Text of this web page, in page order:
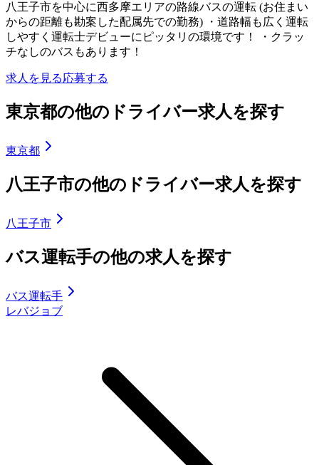
八王子市を中心に西多摩エリアの路線バスの運転 (お住まい
からの距離も勘案した配属先での勤務) ・道路幅も広く運転
しやすく運転士デビューにピッタリの環境です！ ・クラッ
チなしのバスもあります！
求人を見る応募する
東京都の他のドライバー求人を探す
東京都
八王子市の他のドライバー求人を探す
八王子市
バス運転手の他の求人を探す
バス運転手
レバジョブ